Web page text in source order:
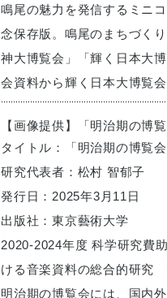
鳴尾の魅力を発信するミニ
念保存版。鳴尾のまちづく
神大博覧会」「輝く日本大
会資料から輝く日本大博覧
【画像提供】「明治期の博
タイトル：「明治期の博覧
研究代表者：松村 智郁子
発行日：2025年3月11日
出版社：東京藝術大学
2020-2024年度 科学研究費
ける音楽資料の総合的研究
明治期の博覧会には、国内